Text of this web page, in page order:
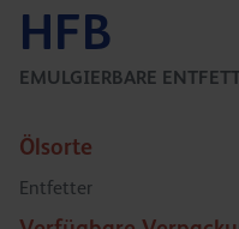
HFB
EMULGIERBARE
Ölsorte
Entfetter